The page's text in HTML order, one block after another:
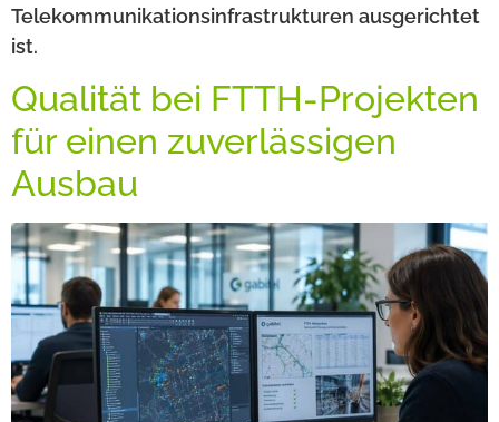
Telekommunikationsinfrastrukturen ausgerichtet
ist.
Qualität bei FTTH-Projekten
für einen zuverlässigen
Ausbau